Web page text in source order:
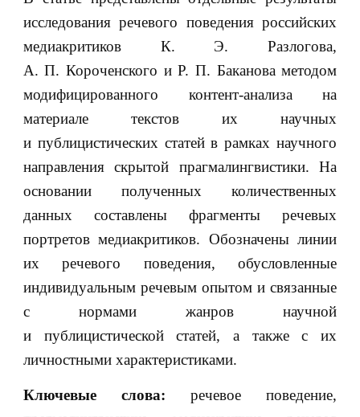
исследования речевого поведения российских
медиакритиков К. Э. Разлогова,
А. П. Короченского и Р. П. Баканова методом
модифицированного контент-анализа на
материале текстов их научных
и публицистических статей в рамках научного
направления скрытой прагмалингвистики. На
основании полученных количественных
данных составлены фрагменты речевых
портретов медиакритиков. Обозначены линии
их речевого поведения, обусловленные
индивидуальным речевым опытом и связанные
с нормами жанров научной
и публицистической статей, а также с их
личностными характеристиками.
Ключевые слова:речевое поведение,